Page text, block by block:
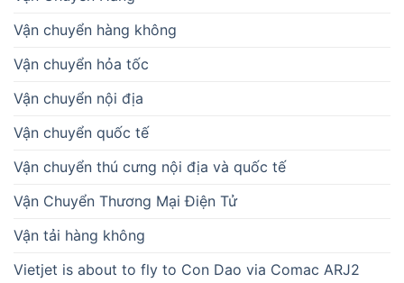
Vận chuyển hàng không
Vận chuyển hỏa tốc
Vận chuyển nội địa
Vận chuyển quốc tế
Vận chuyển thú cưng nội địa và quốc tế
Vận Chuyển Thương Mại Điện Tử
Vận tải hàng không
Vietjet is about to fly to Con Dao via Comac ARJ2